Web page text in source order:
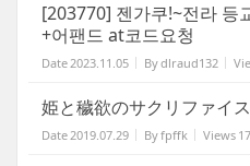
[203770] 젠가쿠!~전라 등
+어팬드 at코드요청
Date2023.11.05 Bydlraud132
姫と穢欲のサクリファイ
Date2019.07.29 Byfpffk Views